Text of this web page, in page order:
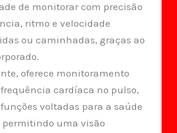
de monitorar com precisão
ritmo e velocidade
ou caminhadas, graças ao
oferece monitoramento
cardíaca no pulso,
voltadas para a saúde
permitindo uma visão